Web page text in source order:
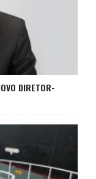
DIRETOR-